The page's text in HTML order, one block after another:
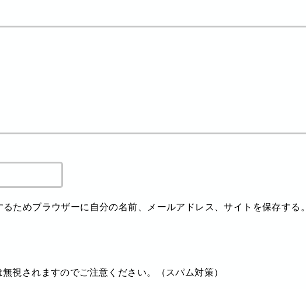
ためブラウザーに自分の名前、メールアドレス、サイトを保存する。
視されますのでご注意ください。（スパム対策）